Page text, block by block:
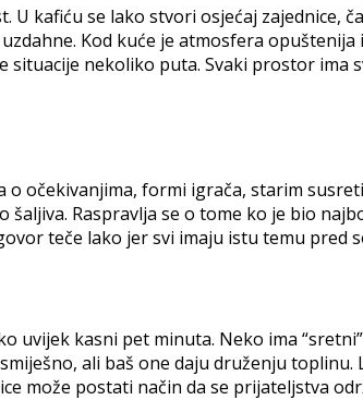
kafiću se lako stvori osjećaj zajednice,
Kod kuće je atmosfera opuštenija
nekoliko puta. Svaki prostor ima
očekivanjima, formi igrača, starim
Raspravlja se o tome ko je bio
teče lako jer svi imaju istu temu pred
kasni pet minuta. Neko ima
ali baš one daju druženju
može postati način da se prijateljstva